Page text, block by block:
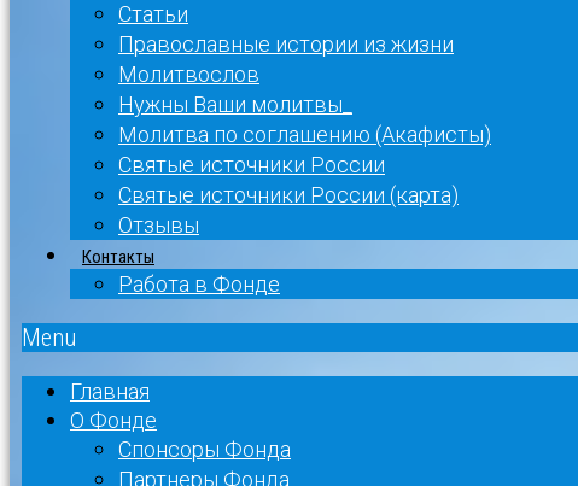
Статьи
Православные истории из жизни
Молитвослов
Нужны Ваши молитвы_
Молитва по соглашению (Акафисты)
Святые источники России
Святые источники России (карта)
Отзывы
Контакты
Работа в Фонде
Menu
Главная
О Фонде
Спонсоры Фонда
Партнеры Фонда